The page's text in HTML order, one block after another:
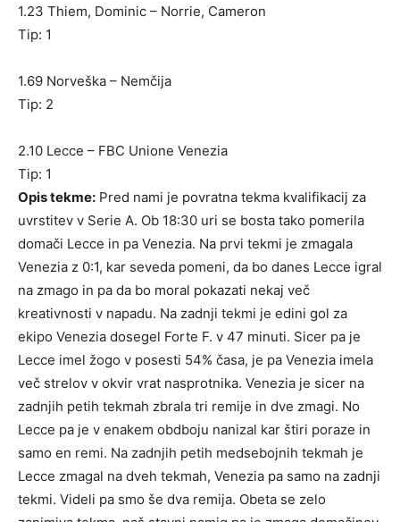
1.23 Thiem, Dominic – Norrie, Cameron
Tip: 1
1.69 Norveška – Nemčija
Tip: 2
2.10 Lecce – FBC Unione Venezia
Tip: 1
Opis tekme: Pred nami je povratna tekma kvalifikacij za
uvrstitev v Serie A. Ob 18:30 uri se bosta tako pomerila
domači Lecce in pa Venezia. Na prvi tekmi je zmagala
Venezia z 0:1, kar seveda pomeni, da bo danes Lecce igral
na zmago in pa da bo moral pokazati nekaj več
kreativnosti v napadu. Na zadnji tekmi je edini gol za
ekipo Venezia dosegel Forte F. v 47 minuti. Sicer pa je
Lecce imel žogo v posesti 54% časa, je pa Venezia imela
več strelov v okvir vrat nasprotnika. Venezia je sicer na
zadnjih petih tekmah zbrala tri remije in dve zmagi. No
Lecce pa je v enakem obdboju nanizal kar štiri poraze in
samo en remi. Na zadnjih petih medsebojnih tekmah je
Lecce zmagal na dveh tekmah, Venezia pa samo na zadnji
tekmi. Videli pa smo še dva remija. Obeta se zelo